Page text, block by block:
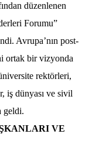
düzenlenen
Forumu”
Avrupa’nın post-
ortak bir vizyonda
rektörleri,
iş dünyası ve sivil
geldi.
VE